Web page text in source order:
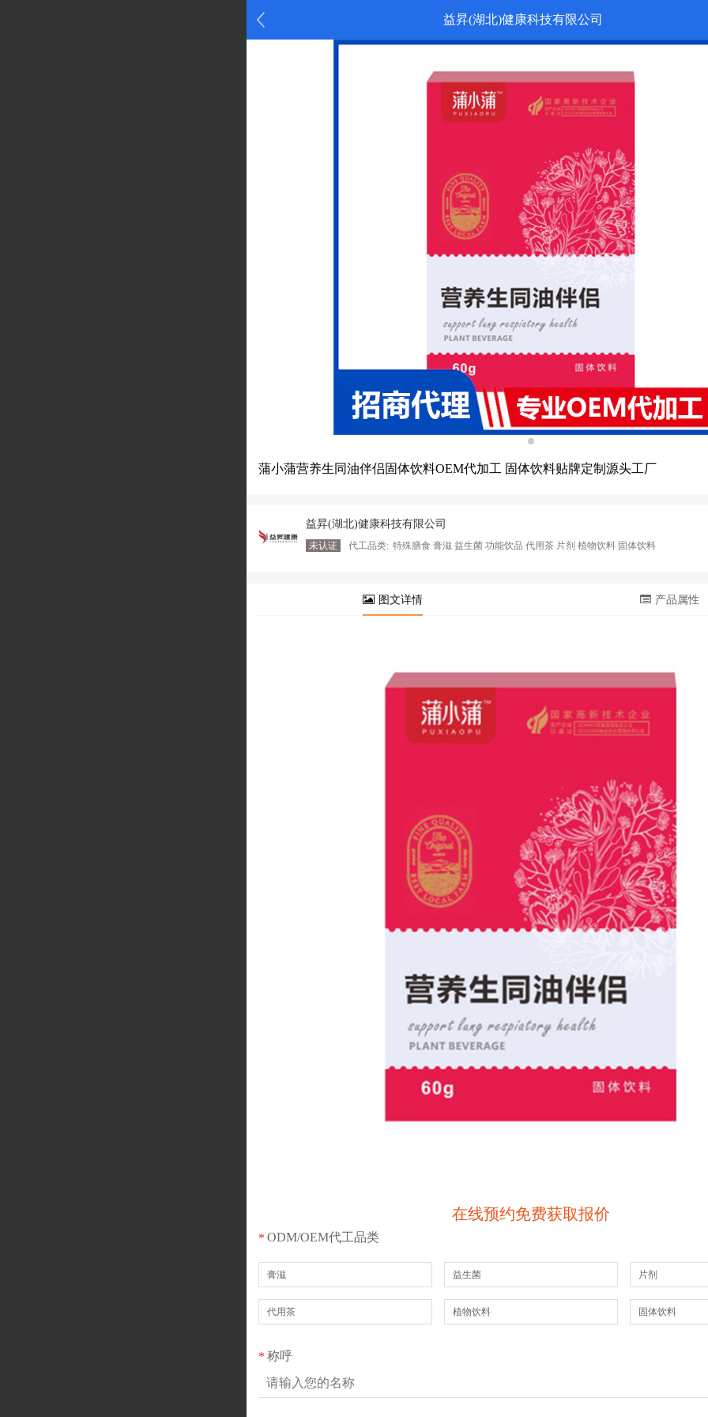
益昇(湖北)健康科技有限公司
蒲小蒲营养生同油伴侣固体饮料OEM代加工 固体饮料贴牌定制源头工厂
益昇(湖北)健康科技有限公司
未认证 代工品类: 特殊膳食 膏滋 益生菌 功能饮品 代用茶 片剂 植物饮料 固体饮料
图文详情 产品属性
在线预约免费获取报价
* ODM/OEM代工品类
膏滋 益生菌 片剂
代用茶 植物饮料 固体饮料
* 称呼